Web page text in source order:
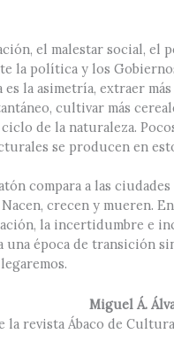
el malestar social, el
la política y los
es la asimetría, extraer
cultivar más
de la naturaleza.
se producen en
compara a las
crecen y mueren.
la incertidumbre e
una época de transición
Miguel Á.
la revista Ábaco de